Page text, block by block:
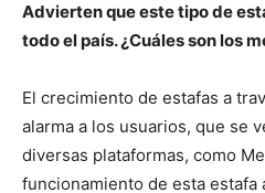
Advierten que este tipo de
todo el país. ¿Cuáles son los
El crecimiento de estafas a
alarma a los usuarios, que se
diversas plataformas, como
funcionamiento de esta estafa